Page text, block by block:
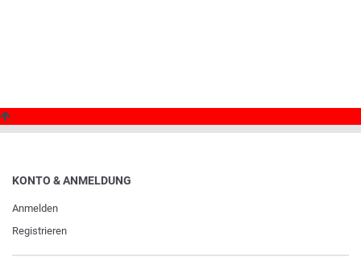
KONTO & ANMELDUNG
Anmelden
Registrieren